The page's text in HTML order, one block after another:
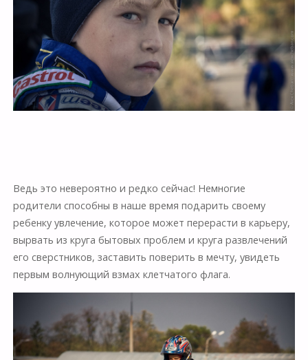
Ведь это невероятно и редко сейчас! Немногие
родители способны в наше время подарить своему
ребенку увлечение, которое может перерасти в карьеру,
вырвать из круга бытовых проблем и круга развлечений
его сверстников, заставить поверить в мечту, увидеть
первым волнующий взмах клетчатого флага.